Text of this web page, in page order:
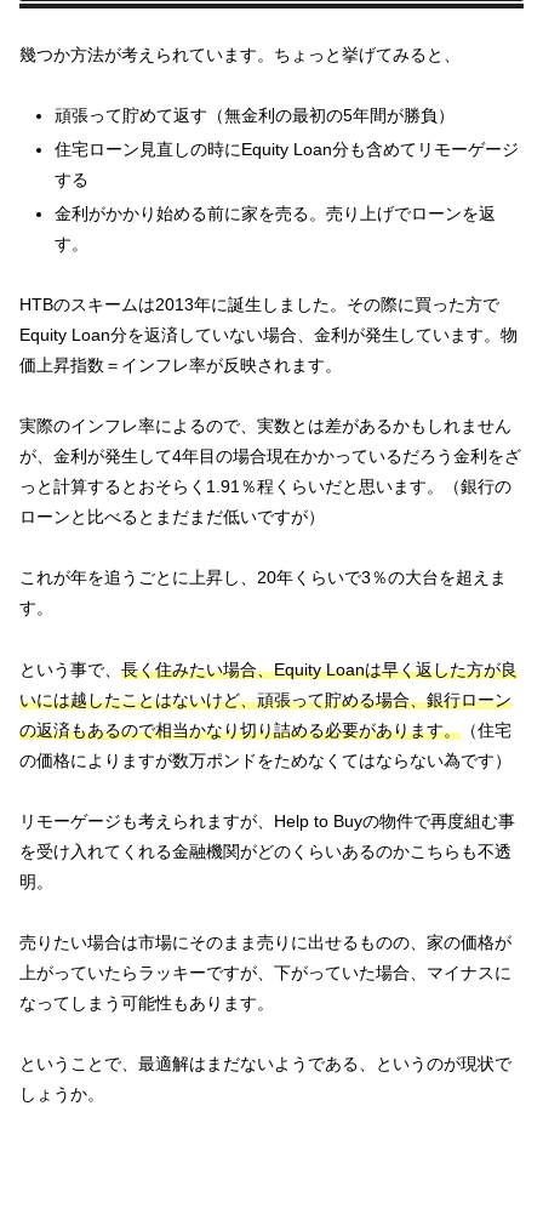
幾つか方法が考えられています。ちょっと挙げてみると、
頑張って貯めて返す（無金利の最初の5年間が勝負）
住宅ローン見直しの時にEquity Loan分も含めてリモーゲージ
する
金利がかかり始める前に家を売る。売り上げでローンを返
す。
HTBのスキームは2013年に誕生しました。その際に買った方で
Equity Loan分を返済していない場合、金利が発生しています。物
価上昇指数＝インフレ率が反映されます。
実際のインフレ率によるので、実数とは差があるかもしれません
が、金利が発生して4年目の場合現在かかっているだろう金利をざ
っと計算するとおそらく1.91％程くらいだと思います。（銀行の
ローンと比べるとまだまだ低いですが）
これが年を追うごとに上昇し、20年くらいで3％の大台を超えま
す。
という事で、 長く住みたい場合、Equity Loanは早く返した方が良
いには越したことはないけど、頑張って貯める場合、銀行ローン
の返済もあるので相当かなり切り詰める必要があります。 （住宅
の価格によりますが数万ポンドをためなくてはならない為です）
リモーゲージも考えられますが、Help to Buyの物件で再度組む事
を受け入れてくれる金融機関がどのくらいあるのかこちらも不透
明。
売りたい場合は市場にそのまま売りに出せるものの、家の価格が
上がっていたらラッキーですが、下がっていた場合、マイナスに
なってしまう可能性もあります。
ということで、最適解はまだないようである、というのが現状で
しょうか。